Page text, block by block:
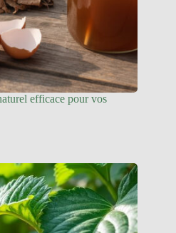
efficace pour vos